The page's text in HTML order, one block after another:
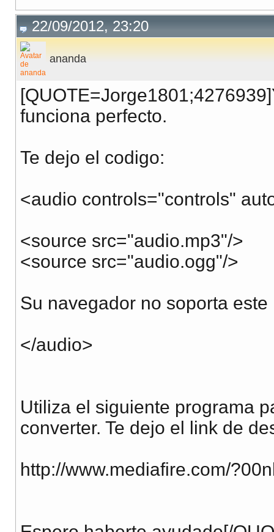
22/09/2012, 23:20
ananda
funciona perfecto.
Te dejo el codigo:
<audio controls="controls"
<source src="audio.mp3"/>
<source src="audio.ogg"/>
Su navegador no soporta este
</audio>
Utiliza el siguiente programa
converter. Te dejo el link de
http://www.mediafire.com/